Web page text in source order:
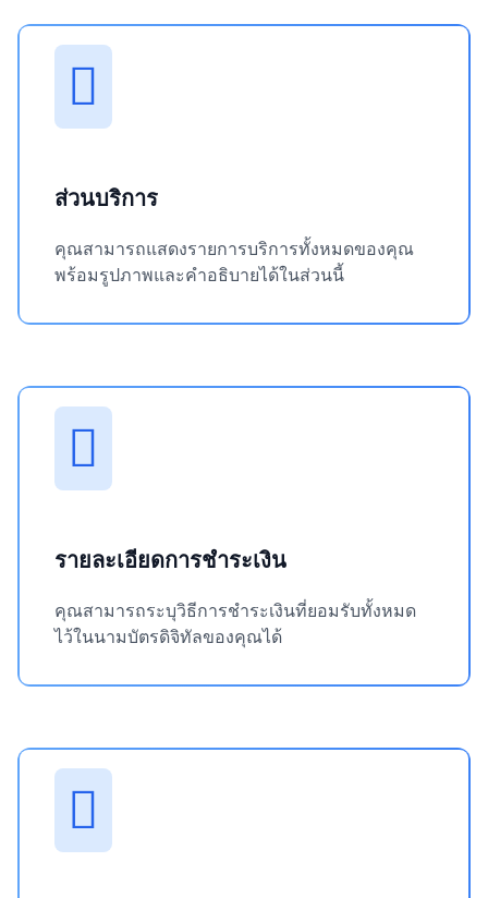
ส่วนบริการ
คุณสามารถแสดงรายการบริการทั้งหมดของคุณ
พร้อมรูปภาพและคำอธิบายได้ในส่วนนี้
รายละเอียดการชำระเงิน
คุณสามารถระบุวิธีการชำระเงินที่ยอมรับทั้งหมด
ไว้ในนามบัตรดิจิทัลของคุณได้